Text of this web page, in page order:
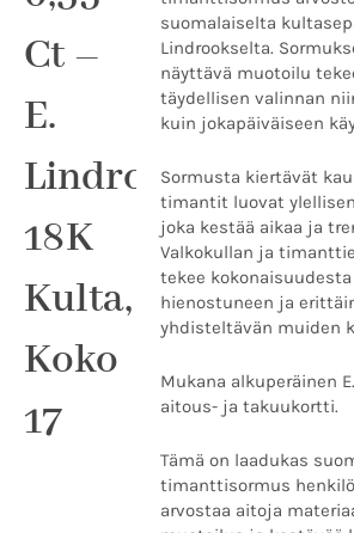
Ct –
E.
Lindroos,
18K
Kulta,
Koko
17
Kulta,
Koko
määrä
suomalaiselta
Lindrookselta.
näyttävä muotoilu
täydellisen valinnan
kuin jokapäiväiseen
Sormusta kiertävät
timantit luovat
joka kestää aikaa ja
Valkokullan ja
tekee
hienostuneen ja
yhdisteltävän muiden
Mukana alkuperäinen
aitous- ja takuukortti.
Tämä on laadukas
timanttisormus
arvostaa aitoja